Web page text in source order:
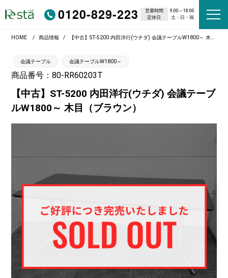
0120-829-223 営業時間
9:00～18:00
定休日
土・日・祝
HOME 商品情報 【中古】ST-5200 内田洋行(ウチダ) 会議テーブルW1800～ 木目（ブラウン）
会議テーブル 会議テーブルW1800～
商品番号：80-RR60203T
【中古】ST-5200 内田洋行(ウチダ) 会議テーブ
ルW1800～ 木目（ブラウン）